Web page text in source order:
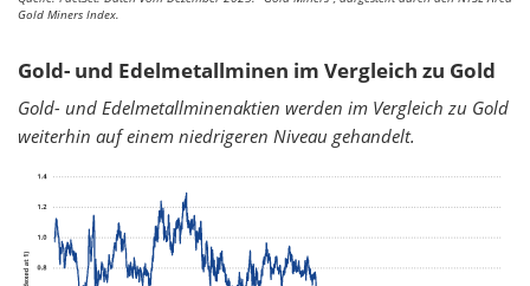
Gold Miners Index.
Gold- und Edelmetallminen im Vergleich zu Gold
Gold- und Edelmetallminenaktien werden im Vergleich zu Gold
weiterhin auf einem niedrigeren Niveau gehandelt.